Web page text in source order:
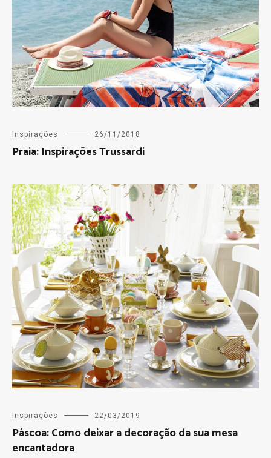
Inspirações 26/11/2018
Praia: Inspirações Trussardi
Inspirações 22/03/2019
Páscoa: Como deixar a decoração da sua mesa
encantadora